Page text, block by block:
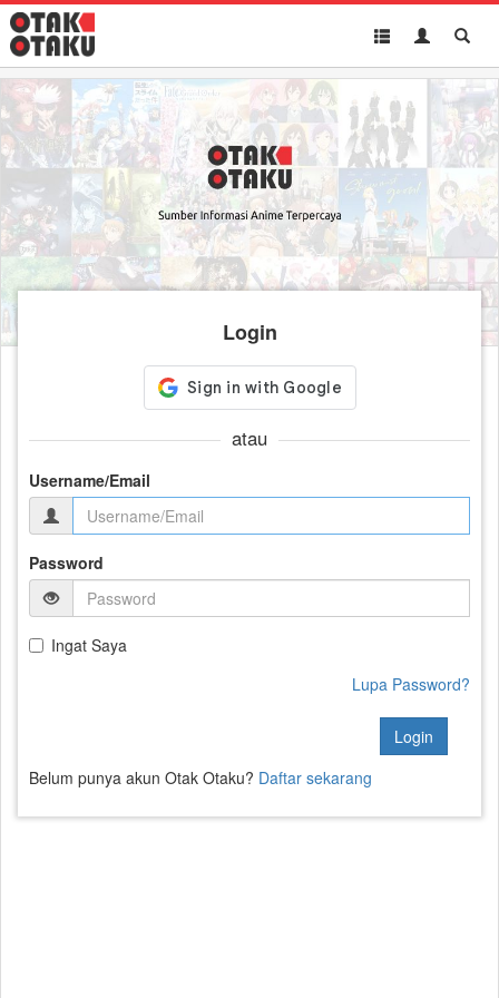
Toggle
Toggle
Login
atau
Username/Email
Password
Ingat Saya
Lupa Password?
Login
Belum punya akun Otak Otaku? Daftar sekarang